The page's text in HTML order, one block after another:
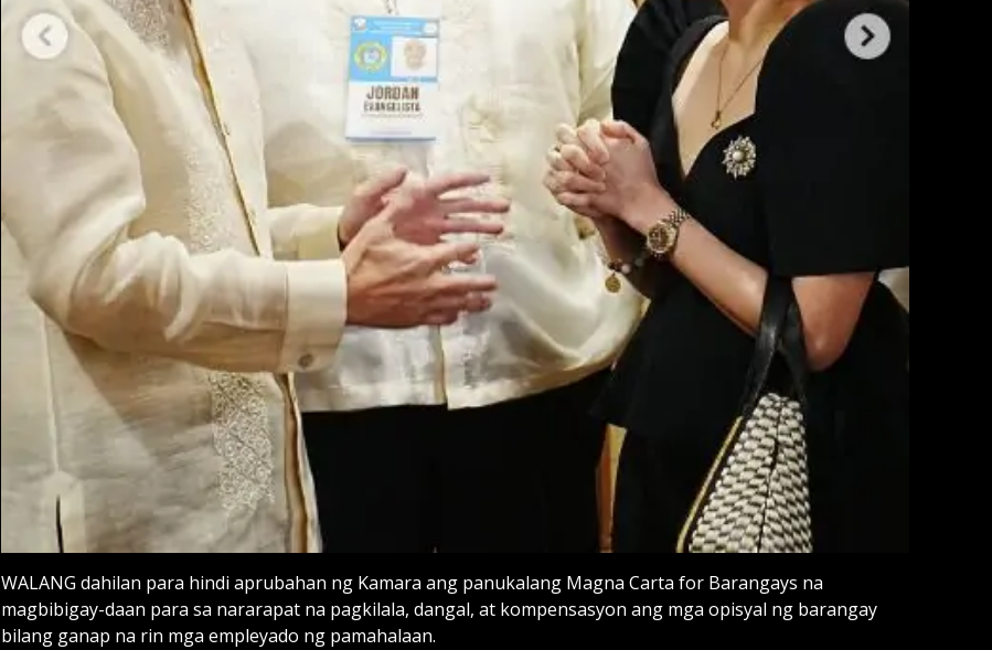
WALANG dahilan para hindi aprubahan ng Kamara ang panukalang Magna Carta for Barangays na
magbibigay-daan para sa nararapat na pagkilala, dangal, at kompensasyon ang mga opisyal ng barangay
bilang ganap na rin mga empleyado ng pamahalaan.